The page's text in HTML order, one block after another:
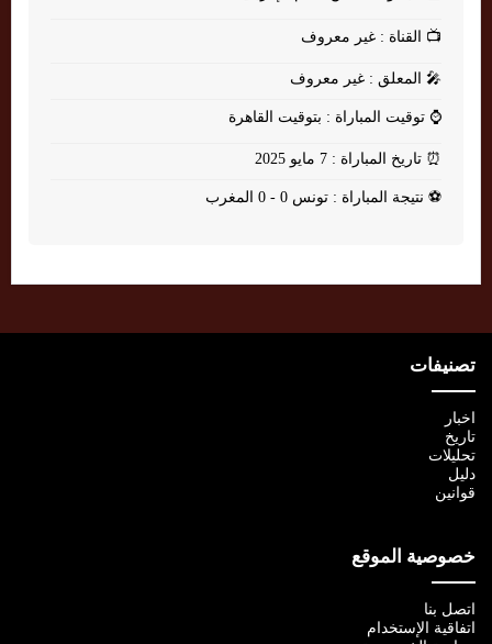
📺 القناة : غير معروف
🎤 المعلق : غير معروف
⌚ توقيت المباراة : بتوقيت القاهرة
⏰ تاريخ المباراة : 7 مايو 2025
⚽ نتيجة المباراة : تونس 0 - 0 المغرب
تصنيفات
اخبار
تاريخ
تحليلات
دليل
قوانين
خصوصية الموقع
اتصل بنا
اتفاقية الإستخدام